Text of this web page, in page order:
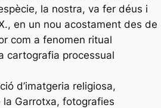
la nostra, va fer déus i
en un nou acostament des de
com a fenomen ritual
cartografia processual
d’imatgeria religiosa,
Garrotxa, fotografies